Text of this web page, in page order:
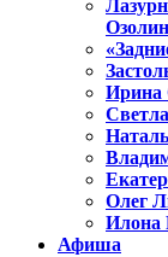
Ирина
Олег
Илона
Афиша